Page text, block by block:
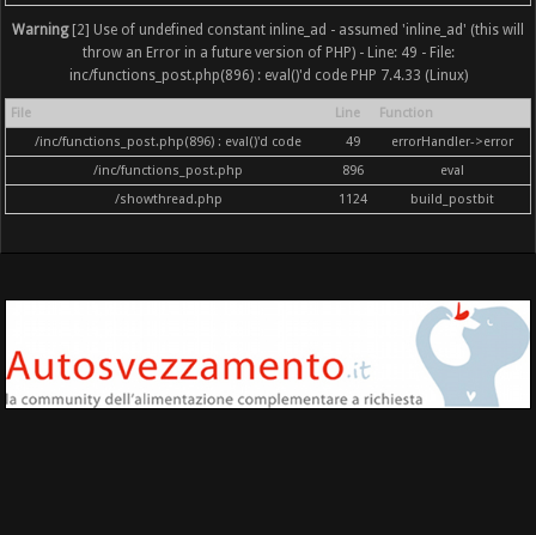
Warning[2] Use of undefined constant inline_ad - assumed 'inline_ad' (this will
throw an Error in a future version of PHP) - Line: 49 - File:
inc/functions_post.php(896) : eval()'d code PHP 7.4.33 (Linux)
File Line
Function
/inc/functions_post.php(896) : eval()'d code
49
errorHandler->error
/inc/functions_post.php
896
eval
/showthread.php
1124 build_postbit